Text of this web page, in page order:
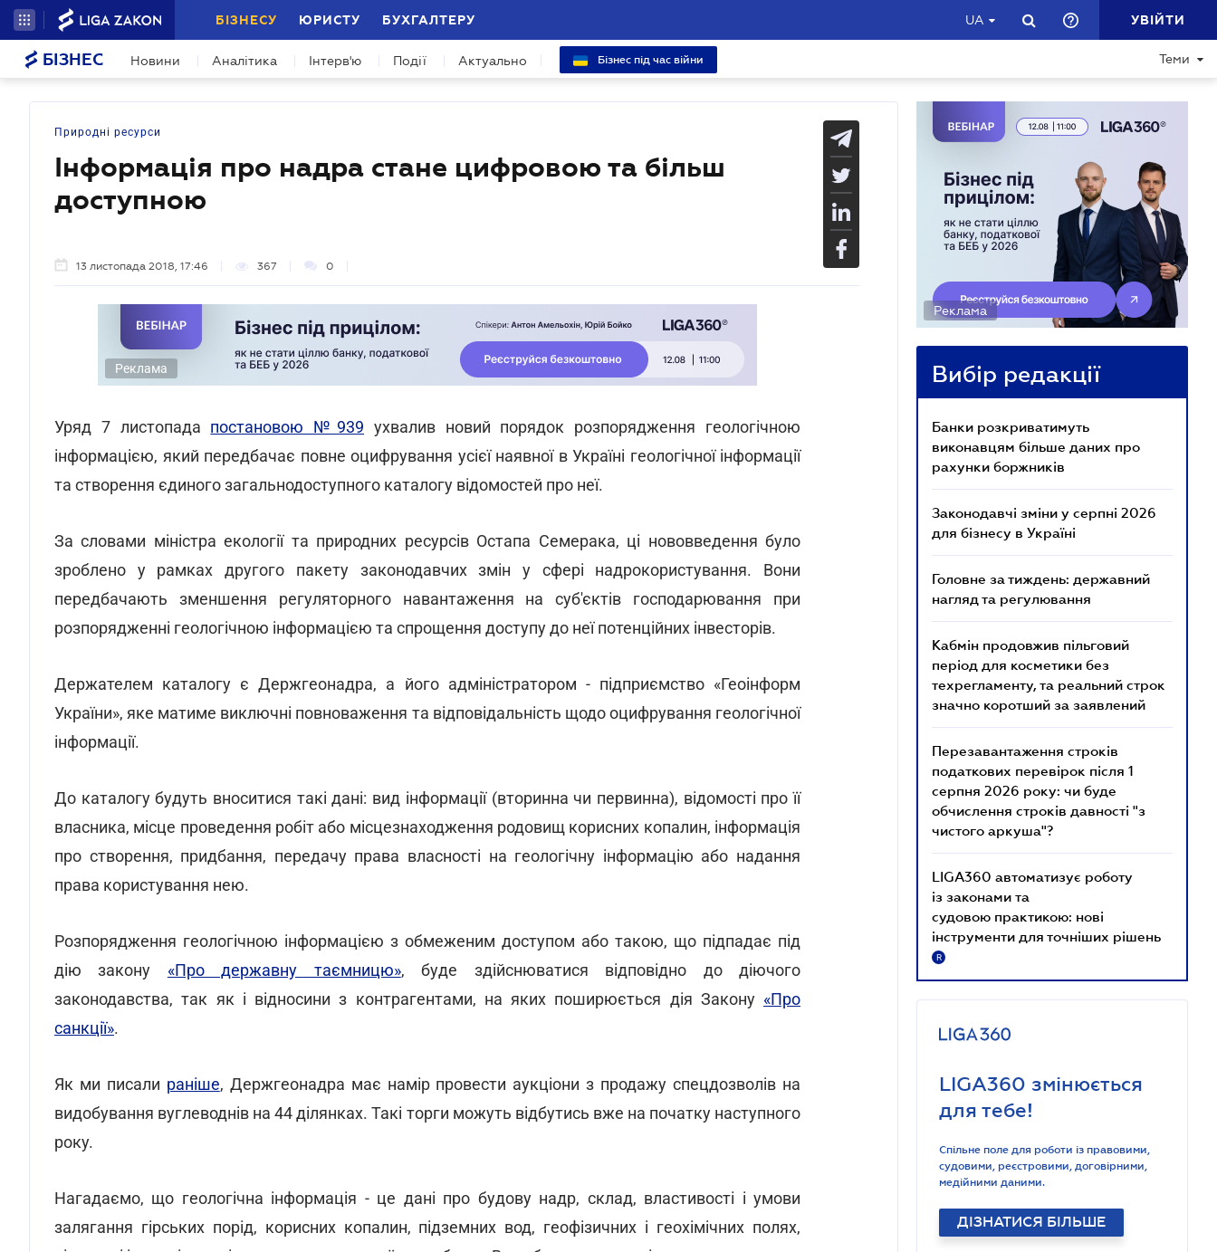
БІЗНЕСУ ЮРИСТУ БУХГАЛТЕРУ UA УВІЙТИ
БІЗНЕС Новини Аналітика Інтерв'ю Події Актуально Бізнес під час війни Теми
Природні ресурси
Інформація про надра стане цифровою та більш
доступною
13 листопада 2018, 17:46 367 0
Реклама
Уряд 7 листопада постановою №939 ухвалив новий порядок розпорядження геологічною
інформацією, який передбачає повне оцифрування усієї наявної в Україні геологічної інформації
та створення єдиного загальнодоступного каталогу відомостей про неї.
За словами міністра екології та природних ресурсів Остапа Семерака, ці нововведення було
зроблено у рамках другого пакету законодавчих змін у сфері надрокористування. Вони
передбачають зменшення регуляторного навантаження на суб'єктів господарювання при
розпорядженні геологічною інформацією та спрощення доступу до неї потенційних інвесторів.
Держателем каталогу є Держгеонадра, а його адміністратором - підприємство «Геоінформ
України», яке матиме виключні повноваження та відповідальність щодо оцифрування геологічної
інформації.
До каталогу будуть вноситися такі дані: вид інформації (вторинна чи первинна), відомості про її
власника, місце проведення робіт або місцезнаходження родовищ корисних копалин, інформація
про створення, придбання, передачу права власності на геологічну інформацію або надання
права користування нею.
Розпорядження геологічною інформацією з обмеженим доступом або такою, що підпадає під
дію закону «Про державну таємницю», буде здійснюватися відповідно до діючого
законодавства, так як і відносини з контрагентами, на яких поширюється дія Закону «Про
санкції».
Як ми писали раніше, Держгеонадра має намір провести аукціони з продажу спецдозволів на
видобування вуглеводнів на 44 ділянках. Такі торги можуть відбутись вже на початку наступного
року.
Нагадаємо, що геологічна інформація - це дані про будову надр, склад, властивості і умови
залягання гірських порід, корисних копалин, підземних вод, геофізичних і геохімічних полях,
Реклама
Вибір редакції
Банки розкриватимуть
виконавцям більше даних про
рахунки боржників
Законодавчі зміни у серпні 2026
для бізнесу в Україні
Головне за тиждень: державний
нагляд та регулювання
Кабмін продовжив пільговий
період для косметики без
техрегламенту, та реальний строк
значно коротший за заявлений
Перезавантаження строків
податкових перевірок після 1
серпня 2026 року: чи буде
обчислення строків давності "з
чистого аркуша"?
LIGA360 автоматизує роботу
із законами та
судовою практикою: нові
інструменти для точніших рішень
R
LIGA360 змінюється
для тебе!
Спільне поле для роботи із правовими,
судовими, реєстровими, договірними,
медійними даними.
ДІЗНАТИСЯ БІЛЬШЕ